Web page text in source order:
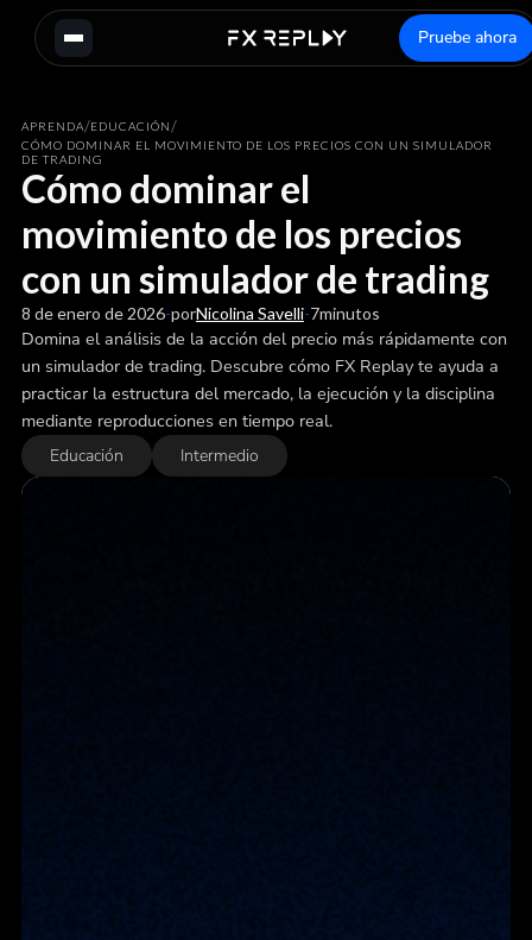
Pruebe ahora
APRENDA/EDUCACIÓN/
CÓMO DOMINAR EL MOVIMIENTO DE LOS PRECIOS CON UN SIMULADOR
DE TRADING
Cómo dominar el
movimiento de los precios
con un simulador de trading
8 de enero de 2026-porNicolina Savelli-7minutos
Domina el análisis de la acción del precio más rápidamente con
un simulador de trading. Descubre cómo FX Replay te ayuda a
practicar la estructura del mercado, la ejecución y la disciplina
mediante reproducciones en tiempo real.
Educación Intermedio